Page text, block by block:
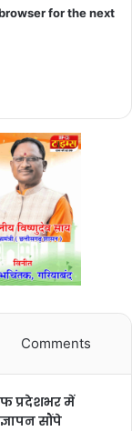
for the next
Comments
प्रदेशभर में
सौंपे